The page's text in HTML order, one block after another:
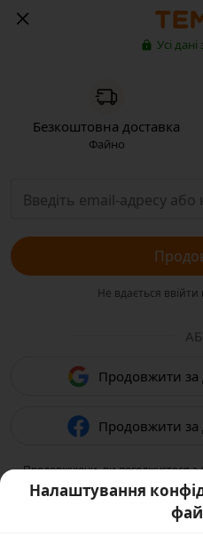
Усі
Безкоштовна доставка
Файно
Не вдається ввійти
Продовжити
Продовжити за
Продовжуючи, ви погоджуєтеся
підтверджуєте, що прочитали
Налаштування